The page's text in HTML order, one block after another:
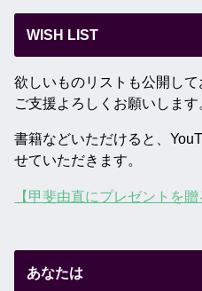
WISH LIST
欲しいものリストも公開して
ご支援よろしくお願いします
書籍などいただけると、
せていただきます。
【甲斐由直にプレゼントを贈
あなたは